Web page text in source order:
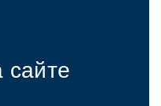
сайте